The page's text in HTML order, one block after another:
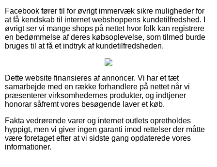
Facebook fører til for øvrigt immervæk sikre muligheder for
at få kendskab til internet webshoppens kundetilfredshed. I
øvrigt ser vi mange shops på nettet hvor folk kan registrere
en bedømmelse af deres købsoplevelse, som tilmed burde
bruges til at få et indtryk af kundetilfredsheden.
Dette website finansieres af annoncer. Vi har et tæt
samarbejde med en række forhandlere på nettet når vi
præsenterer virksomhedernes produkter, og indtjener
honorar såfremt vores besøgende laver et køb.
Fakta vedrørende varer og internet outlets opretholdes
hyppigt, men vi giver ingen garanti imod rettelser der måtte
være foretaget efter at vi sidste gang opdaterede vores
informationer.